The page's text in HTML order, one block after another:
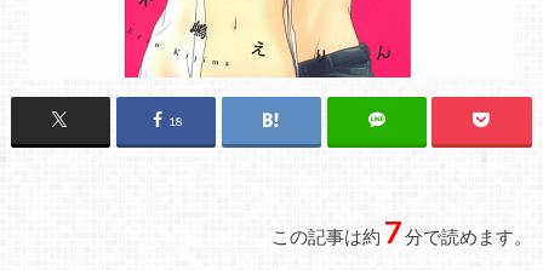
18
この記事は約 7分で読めます。